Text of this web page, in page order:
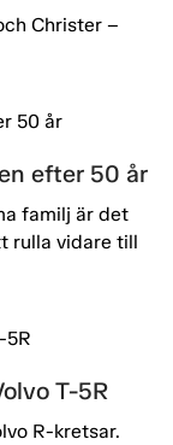
Christer –
efter 50 år
familj är det
rulla vidare till
T-5R
R-kretsar.